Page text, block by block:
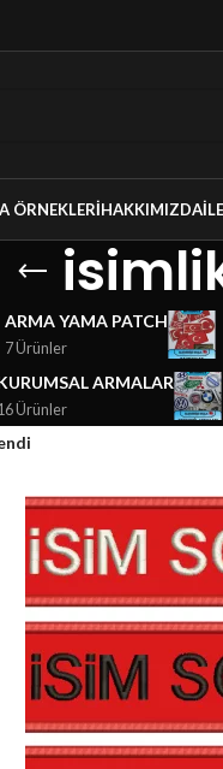
ÖRNEKLERIHAKKIMIZDA
ARMA YAMA PATCH
7 Ürünler
ARMALAR
Ürünler